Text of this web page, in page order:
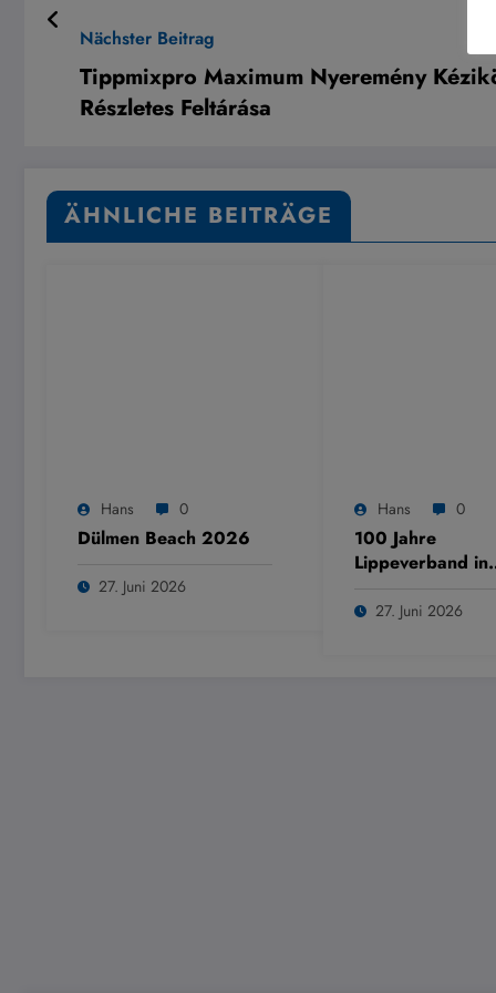
Nächster Beitrag
Tippmixpro Maximum Nyeremény
Részletes Feltárása
ÄHNLICHE BEITRÄGE
Hans 0
Dülmen Beach 2026
27. Juni 2026
Hans 0
100 Jahre
Lippeverband in
27. Juni 2026